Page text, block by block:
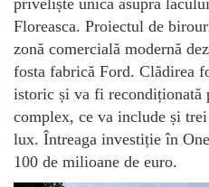
Floreasca. Proiectul de
zonă comercială modernă
fosta fabrică Ford. Clădirea
istoric și va fi recondiționată
complex, ce va include și
lux. Întreaga investiție în
100 de milioane de euro.